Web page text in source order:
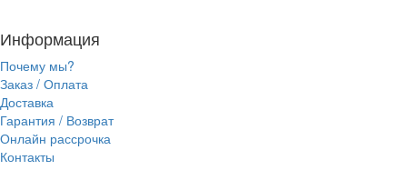
Информация
Почему мы?
Заказ / Оплата
Доставка
Гарантия / Возврат
Онлайн рассрочка
Контакты